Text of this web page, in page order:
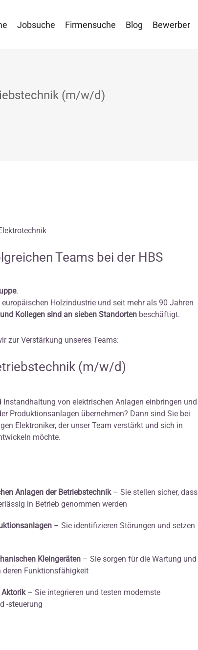
Jobsuche Firmensuche Blog Bewerber
(m/w/d)
Teams bei der HBS
.
Holzindustrie und seit mehr als 90 Jahren
Kollegen sind an sieben Standorten beschäftigt.
zur Verstärkung unseres Teams:
(m/w/d)
von elektrischen Anlagen einbringen und
Produktionsanlagen übernehmen? Dann sind Sie bei
Elektroniker, der unser Team verstärkt und sich in
möchte.
Anlagen der Betriebstechnik– Sie stellen sicher, dass
in Betrieb genommen werden
– Sie identifizieren Störungen und setzen
Kleingeräten – Sie sorgen für die Wartung und
deren Funktionsfähigkeit
Aktorik– Sie integrieren und testen modernste
-steuerung